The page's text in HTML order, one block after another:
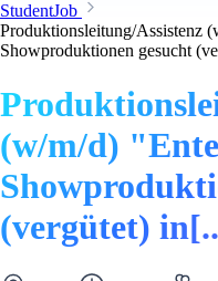
StudentJob
Produktionsleitung/Assistenz
Showproduktionen gesucht
(w/m/d)
(vergütet)